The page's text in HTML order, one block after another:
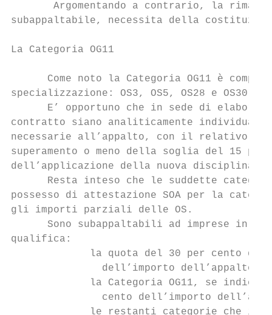
Argomentando a contrario, la
subappaltabile, necessita della
La Categoria OG11
Come noto la Categoria OG11 è
specializzazione: OS3, OS5, OS28 e OS30.
E’ opportuno che in sede di
contratto siano analiticamente
necessarie all’appalto, con il relativo
superamento o meno della soglia del 15
dell’applicazione della nuova disciplina
Resta inteso che le suddette
possesso di attestazione SOA per la
gli importi parziali delle OS.
Sono subappaltabili ad imprese in
qualifica:
 la quota del 30 per cento
               dell’importo dell’appalto;
 la Categoria OG11, se
cento dell’importo
 le restanti categorie che